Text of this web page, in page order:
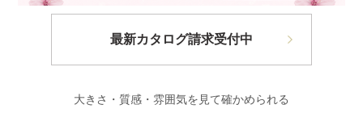
最新カタログ請求受付中
大きさ・質感・雰囲気を見て確かめられる